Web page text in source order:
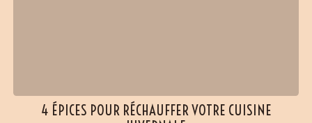
4 ÉPICES POUR RÉCHAUFFER VOTRE CUISINE